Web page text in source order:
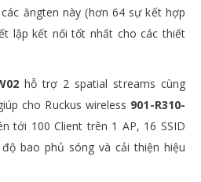
ăngten này (hơn 64 sự kết hợp
lập kết nối tốt nhất cho các thiết
hỗ trợ 2 spatial streams cùng
cho Ruckus wireless 901-R310-
tới 100 Client trên 1 AP, 16 SSID
bao phủ sóng và cải thiện hiệu